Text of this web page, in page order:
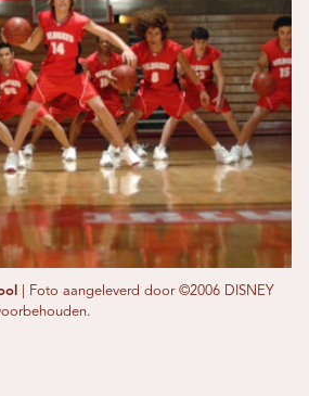
Foto aangeleverd door ©2006 DISNEY